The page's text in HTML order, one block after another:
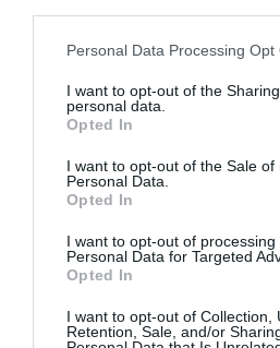
Please note that this website/app
not limited to your visit or usage
grant or deny consent to Google
use your data for below specified
consent section.
Personal Data Processing Opt
I want to opt-out of the
personal data.
Opted In
I want to opt-out of the Sale of
Personal Data.
Opted In
I want to opt-out of processing
Personal Data for Targeted
Opted In
I want to opt-out of Collection,
Retention, Sale, and/or
A probiotikumok élő
előnyeik miatt
5 dolog, ami a
történhet, ha
HAMU ÉS GYÉMÁNT